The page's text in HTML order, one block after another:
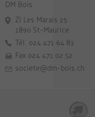
DM Bois
ZI Les Marais 25
1890 St-Maurice
Tél. 024 471 64 83
Fax 024 471 02 52
societe@dm-bois.ch